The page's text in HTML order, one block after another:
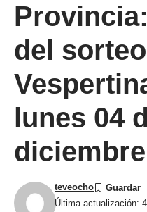
del
lunes 04
diciembre
Última actualización:
teveocho